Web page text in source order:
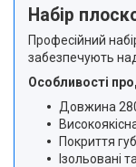
Набір
Професійний
забезпечують
Особливості
Довжина
Покриття
Ізольовані